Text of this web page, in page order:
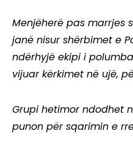
Menjëherë pas marrjes
janë nisur shërbimet e
ndërhyjë ekipi i
vijuar kërkimet në ujë,
Grupi hetimor ndodhet
punon për sqarimin e